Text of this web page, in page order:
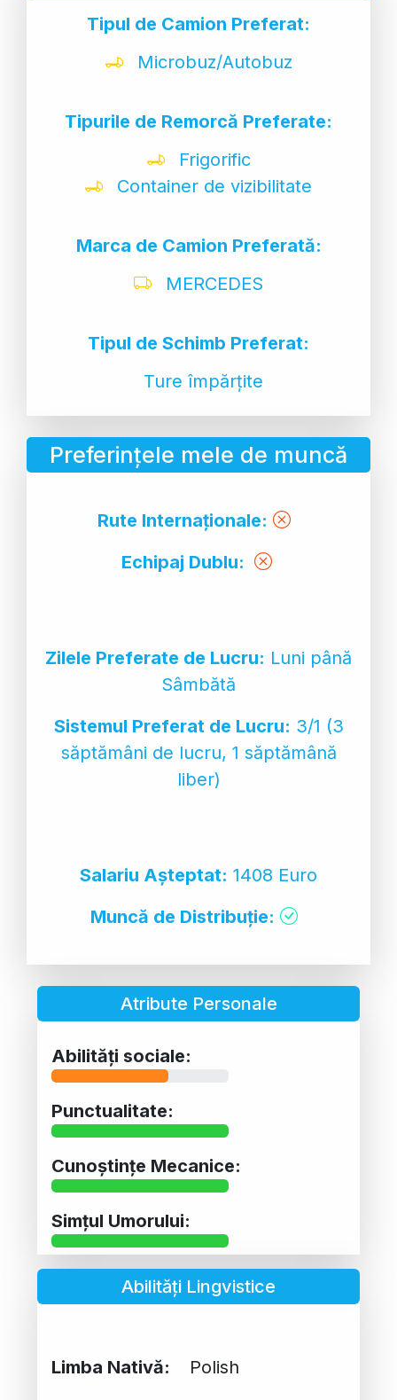
Tipul de Camion Preferat:
Microbuz/Autobuz
Tipurile de Remorcă Preferate:
Frigorific
Container de vizibilitate
Marca de Camion Preferată:
MERCEDES
Tipul de Schimb Preferat:
Ture împărțite
Preferințele mele de muncă
Rute Internaționale:
Echipaj Dublu:
Zilele Preferate de Lucru: Luni până
Sâmbătă
Sistemul Preferat de Lucru: 3/1 (3
săptămâni de lucru, 1 săptămână
liber)
Salariu Așteptat: 1408 Euro
Muncă de Distribuție:
Atribute Personale
Abilități sociale:
Punctualitate:
Cunoștințe Mecanice:
Simțul Umorului:
Abilități Lingvistice
Limba Nativă:
Polish